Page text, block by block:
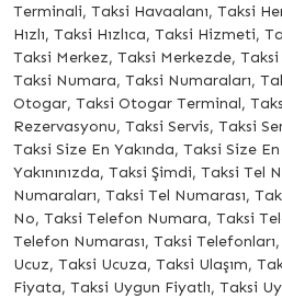
Terminali, Taksi Havaalanı, Taksi
Hızlı, Taksi Hızlıca, Taksi Hizmeti,
Taksi Merkez, Taksi Merkezde,
Taksi Numara, Taksi Numaraları,
Otogar, Taksi Otogar Terminal,
Rezervasyonu, Taksi Servis, Taksi
Taksi Size En Yakında, Taksi Size
Yakınınızda, Taksi Şimdi, Taksi Tel
Numaraları, Taksi Tel Numarası,
No, Taksi Telefon Numara, Taksi
Telefon Numarası, Taksi
Ucuz, Taksi Ucuza, Taksi Ulaşım,
Fiyata, Taksi Uygun Fiyatlı, Taksi